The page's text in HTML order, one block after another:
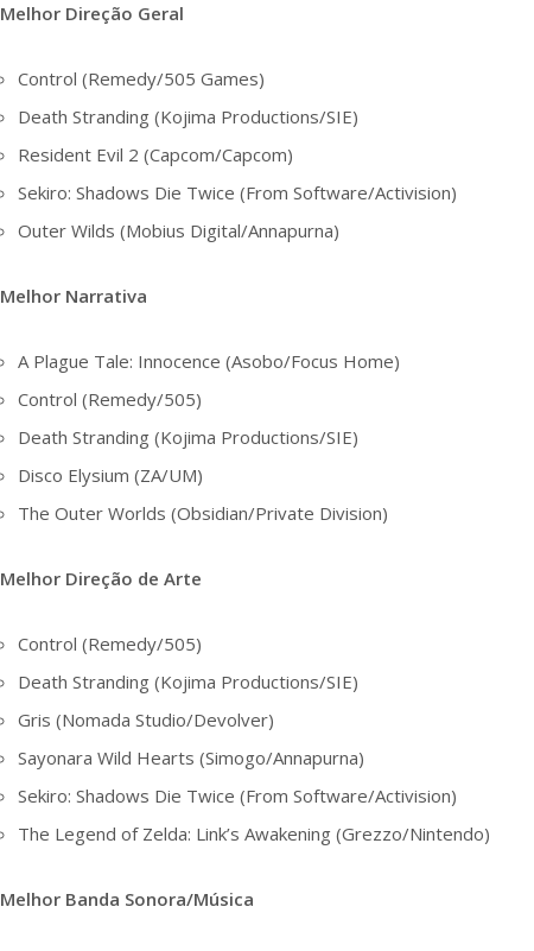
Melhor Direção Geral
Control (Remedy/505 Games)
Death Stranding (Kojima Productions/SIE)
Resident Evil 2 (Capcom/Capcom)
Sekiro: Shadows Die Twice (From Software/Activision)
Outer Wilds (Mobius Digital/Annapurna)
Melhor Narrativa
A Plague Tale: Innocence (Asobo/Focus Home)
Control (Remedy/505)
Death Stranding (Kojima Productions/SIE)
Disco Elysium (ZA/UM)
The Outer Worlds (Obsidian/Private Division)
Melhor Direção de Arte
Control (Remedy/505)
Death Stranding (Kojima Productions/SIE)
Gris (Nomada Studio/Devolver)
Sayonara Wild Hearts (Simogo/Annapurna)
Sekiro: Shadows Die Twice (From Software/Activision)
The Legend of Zelda: Link’s Awakening (Grezzo/Nintendo)
Melhor Banda Sonora/Música